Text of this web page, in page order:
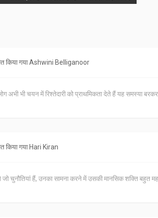
किया गयाAshwini Belliganoor
अभी भी चयन में रिश्तेदारी को प्राथमिकता देते हैं यह समस्या
किया गया Hari Kiran
चुनौतियां हैं, उनका सामना करने में उसकी मानसिक शक्ति बहुत